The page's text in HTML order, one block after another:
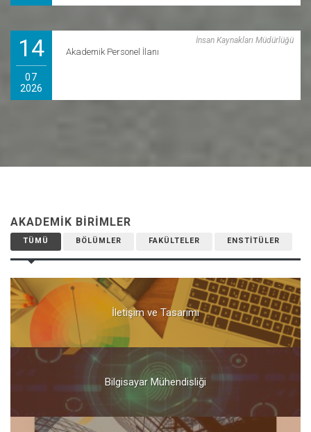
14
07
2026
İnsan Kaynakları Müdürlüğü
Akademik Personel İlanı
AKADEMIK BIRIMLER
TÜMÜ BÖLÜMLER FAKÜLTELER ENSTITÜLER
İletişim ve Tasarımı
Bilgisayar Mühendisliği